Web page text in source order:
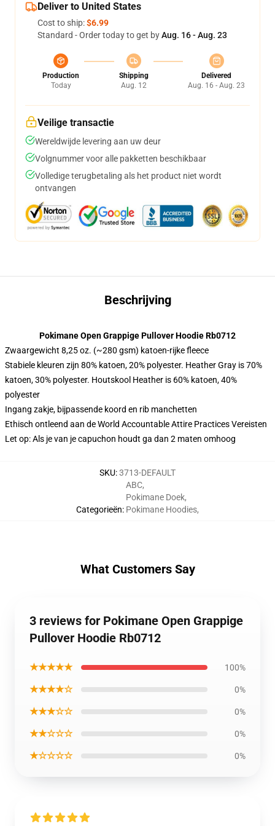
Deliver to United States
Cost to ship:$6.99
Standard - Order today to get byAug. 16 - Aug. 23
Production
Today
Shipping
Aug. 12
Delivered
Aug. 16 - Aug. 23
Veilige transactie
Wereldwijde levering aan uw deur
Volgnummer voor alle pakketten beschikbaar
Volledige terugbetaling als het product niet wordt
ontvangen
Beschrijving
Pokimane Open Grappige Pullover Hoodie Rb0712
Zwaargewicht 8,25 oz. (~280 gsm) katoen-rijke fleece
Stabiele kleuren zijn 80% katoen, 20% polyester. Heather Gray is 70%
katoen, 30% polyester. Houtskool Heather is 60% katoen, 40%
polyester
Ingang zakje, bijpassende koord en rib manchetten
Ethisch ontleend aan de World Accountable Attire Practices Vereisten
Let op: Als je van je capuchon houdt ga dan 2 maten omhoog
SKU:3713-DEFAULT
Categorieën:
ABC,
Pokimane Doek,
Pokimane Hoodies,
What Customers Say
3 reviews for Pokimane Open Grappige
Pullover Hoodie Rb0712
★★★★★ 100%
★★★★☆ 0%
★★★☆☆ 0%
★★☆☆☆ 0%
★☆☆☆☆ 0%